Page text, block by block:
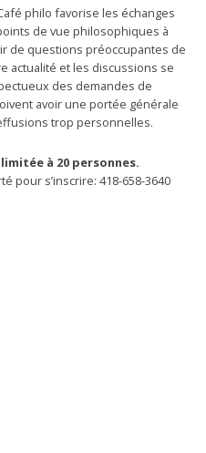
philo favorise les échanges
de vue philosophiques à
de questions préoccupantes de
actualité et les discussions se
des demandes de
avoir une portée générale
trop personnelles.
à 20 personnes.
pour s’inscrire: 418-658-3640